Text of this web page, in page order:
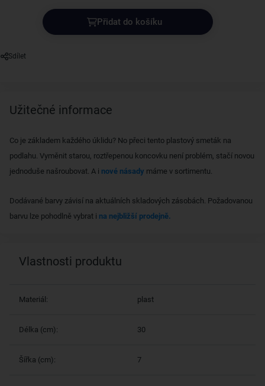
Přidat do košíku
Sdílet
Užitečné informace
Co je základem každého úklidu? No přeci tento plastový smeták na
podlahu. Vyměnit starou, roztřepenou koncovku není problém, stačí novou
jednoduše našroubovat. A i nové násady máme v sortimentu.
Dodávané barvy závisí na aktuálních skladových zásobách. Požadovanou
barvu lze pohodlně vybrat i na nejbližší prodejně.
Vlastnosti produktu
Materiál: plast
Délka (cm): 30
Šířka (cm): 7